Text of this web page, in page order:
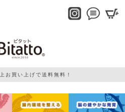
お買い上げで送料無料！